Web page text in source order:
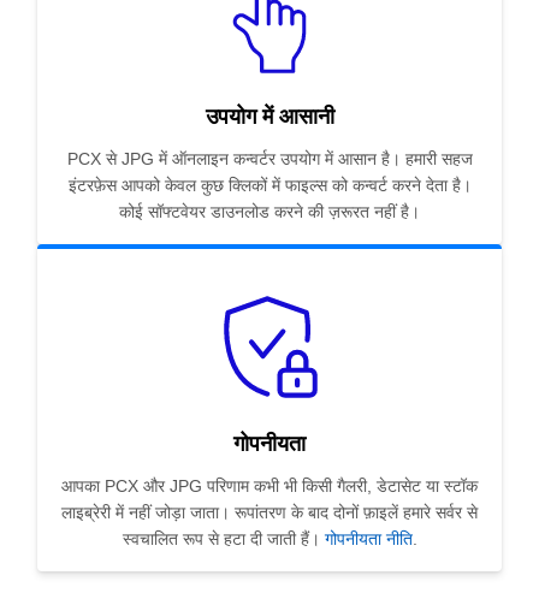
उपयोग में आसानी
PCX से JPG में ऑनलाइन कन्वर्टर उपयोग में आसान है। हमारी सहज
इंटरफ़ेस आपको केवल कुछ क्लिकों में फाइल्स को कन्वर्ट करने देता है।
कोई सॉफ्टवेयर डाउनलोड करने की ज़रूरत नहीं है।
गोपनीयता
आपका PCX और JPG परिणाम कभी भी किसी गैलरी, डेटासेट या स्टॉक
लाइब्रेरी में नहीं जोड़ा जाता। रूपांतरण के बाद दोनों फ़ाइलें हमारे सर्वर से
स्वचालित रूप से हटा दी जाती हैं। गोपनीयता नीति.